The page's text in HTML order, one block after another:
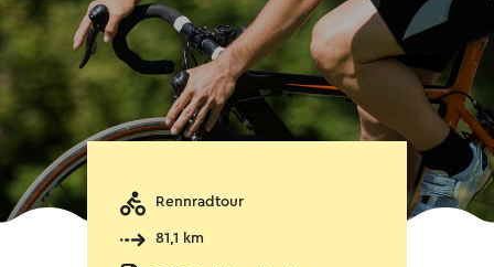
Rennradtour
81,1 km